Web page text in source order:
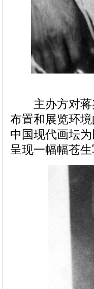
主办方对蒋
布置和展览环
中国现代画坛
呈现一幅幅苍